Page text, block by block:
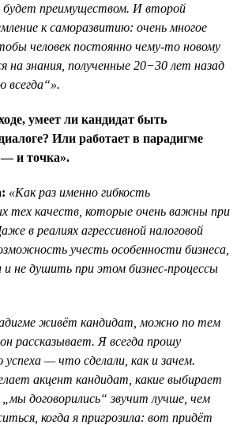
будет преимуществом. И второй
к саморазвитию: очень многое
человек постоянно чему-то новому
на знания, полученные 20−30 лет назад
всегда“».
умеет ли кандидат быть
Или работает в парадигме
— и точка».
«Как раз именно гибкость
тех качеств, которые очень важны при
в реалиях агрессивной налоговой
учесть особенности бизнеса,
и не душить при этом бизнес-процессы
живёт кандидат, можно по тем
рассказывает. Я всегда прошу
— что сделали, как и зачем.
акцент кандидат, какие выбирает
договорились“ звучит лучше, чем
когда я пригрозила: вот придёт